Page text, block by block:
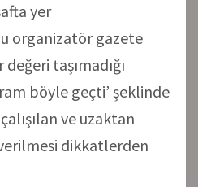
yer
organizatör gazete
taşımadığı
böyle geçti’ şeklinde
ve uzaktan
dikkatlerden